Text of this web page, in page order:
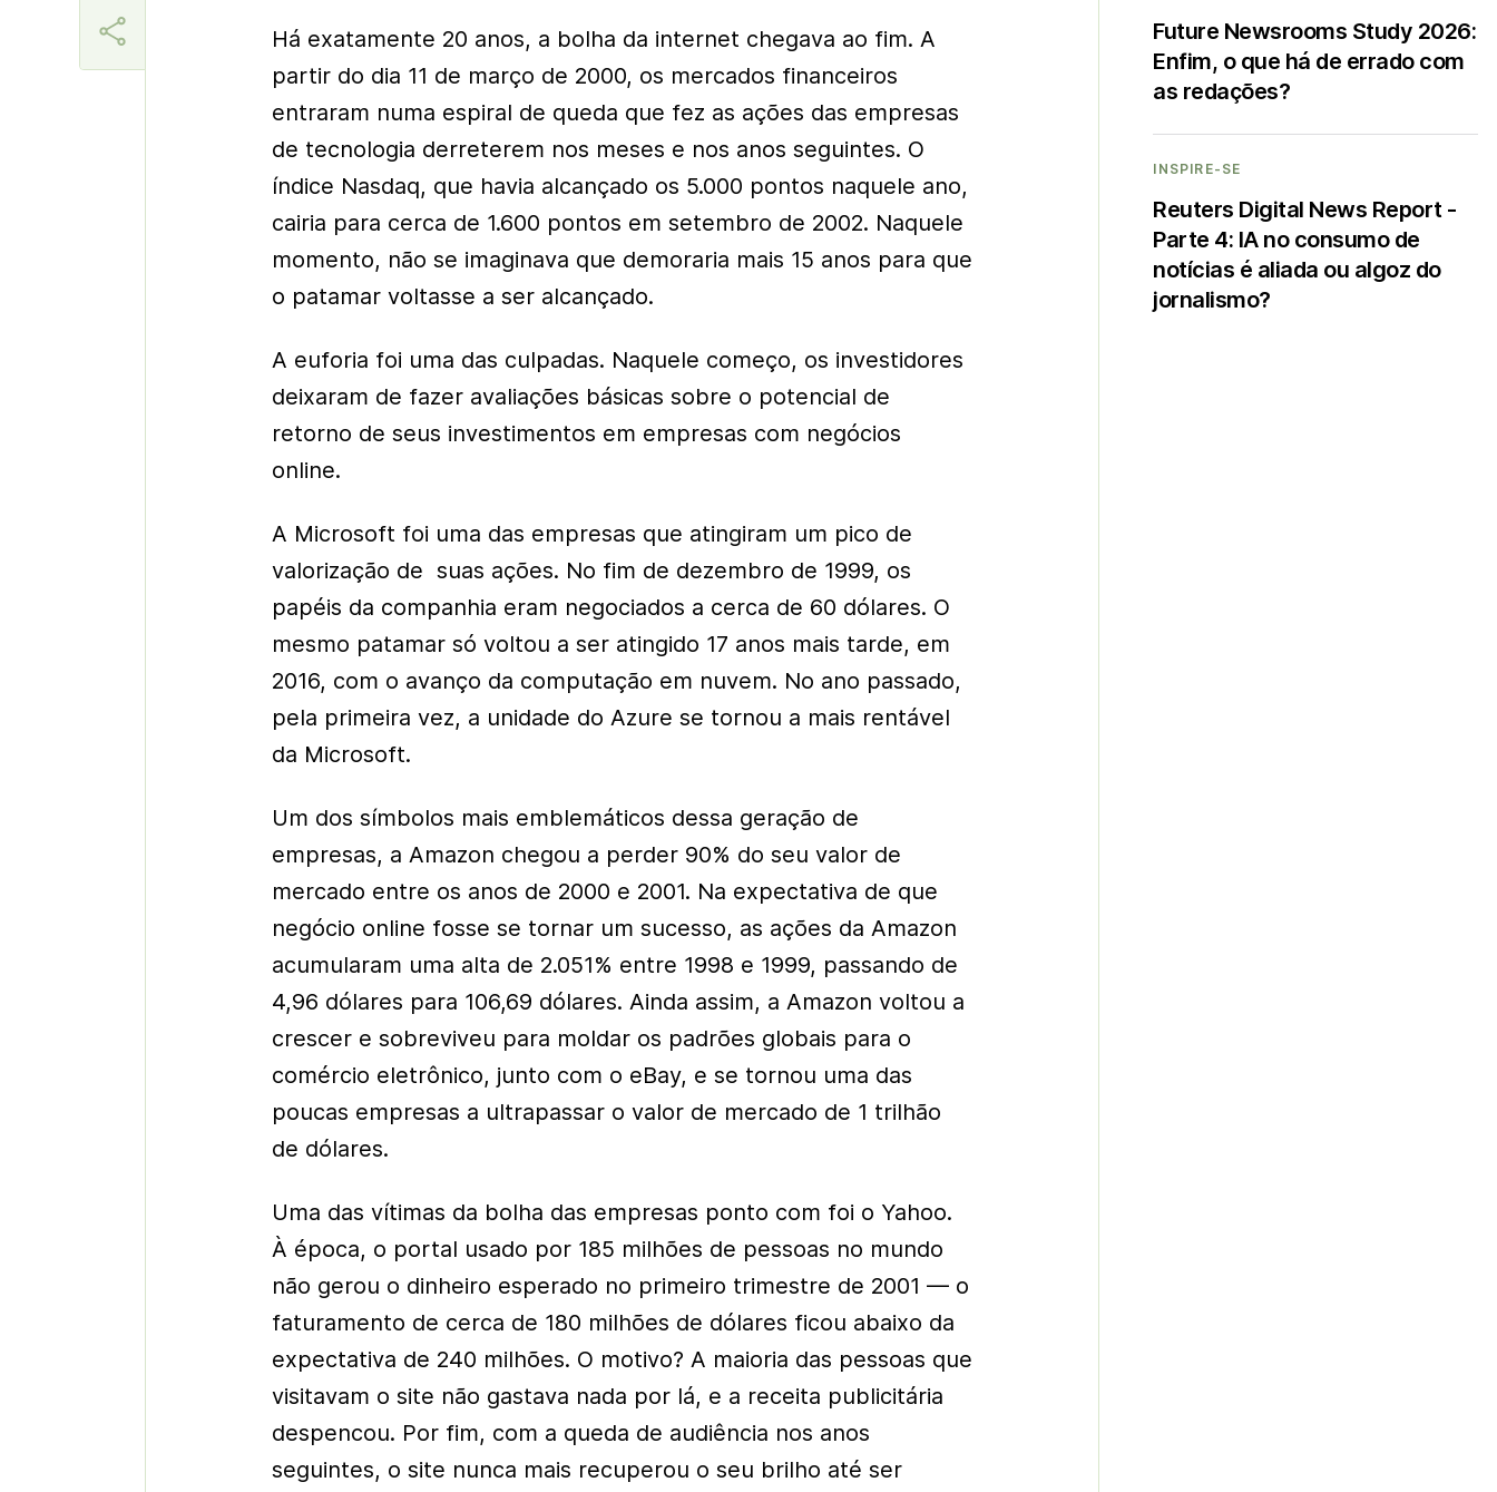
Há exatamente 20 anos, a bolha da internet chegava ao fim. A
partir do dia 11 de março de 2000, os mercados financeiros
entraram numa espiral de queda que fez as ações das empresas
de tecnologia derreterem nos meses e nos anos seguintes. O
índice Nasdaq, que havia alcançado os 5.000 pontos naquele ano,
cairia para cerca de 1.600 pontos em setembro de 2002. Naquele
momento, não se imaginava que demoraria mais 15 anos para que
o patamar voltasse a ser alcançado.
A euforia foi uma das culpadas. Naquele começo, os investidores
deixaram de fazer avaliações básicas sobre o potencial de
retorno de seus investimentos em empresas com negócios
online.
A Microsoft foi uma das empresas que atingiram um pico de
valorização de suas ações. No fim de dezembro de 1999, os
papéis da companhia eram negociados a cerca de 60 dólares. O
mesmo patamar só voltou a ser atingido 17 anos mais tarde, em
2016, com o avanço da computação em nuvem. No ano passado,
pela primeira vez, a unidade do Azure se tornou a mais rentável
da Microsoft.
Um dos símbolos mais emblemáticos dessa geração de
empresas, a Amazon chegou a perder 90% do seu valor de
mercado entre os anos de 2000 e 2001. Na expectativa de que
negócio online fosse se tornar um sucesso, as ações da Amazon
acumularam uma alta de 2.051% entre 1998 e 1999, passando de
4,96 dólares para 106,69 dólares. Ainda assim, a Amazon voltou a
crescer e sobreviveu para moldar os padrões globais para o
comércio eletrônico, junto com o eBay, e se tornou uma das
poucas empresas a ultrapassar o valor de mercado de 1 trilhão
de dólares.
Uma das vítimas da bolha das empresas ponto com foi o Yahoo.
À época, o portal usado por 185 milhões de pessoas no mundo
não gerou o dinheiro esperado no primeiro trimestre de 2001 — o
faturamento de cerca de 180 milhões de dólares ficou abaixo da
expectativa de 240 milhões. O motivo? A maioria das pessoas que
visitavam o site não gastava nada por lá, e a receita publicitária
despencou. Por fim, com a queda de audiência nos anos
seguintes, o site nunca mais recuperou o seu brilho até ser
Future Newsrooms Study 2026:
Enfim, o que há de errado com
as redações?
INSPIRE-SE
Reuters Digital News Report -
Parte 4: IA no consumo de
notícias é aliada ou algoz do
jornalismo?